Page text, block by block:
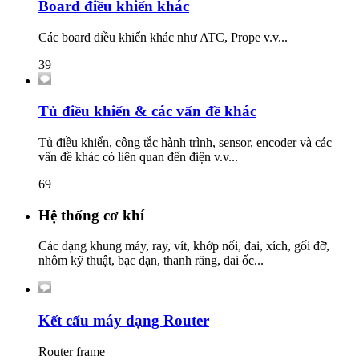
Board điều khiển khác
Các board điều khiển khác như ATC, Prope v.v...
39
Tủ điều khiển & các vấn đề khác
Tủ điều khiển, công tắc hành trình, sensor, encoder và các
vấn đề khác có liên quan đến điện v.v...
69
Hệ thống cơ khí
Các dạng khung máy, ray, vít, khớp nối, đai, xích, gối đỡ,
nhôm kỹ thuật, bạc đạn, thanh răng, đai ốc...
Kết cấu máy dạng Router
Router frame